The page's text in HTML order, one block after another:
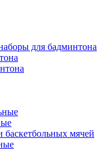
для бадминтона
баскетбольных мячей